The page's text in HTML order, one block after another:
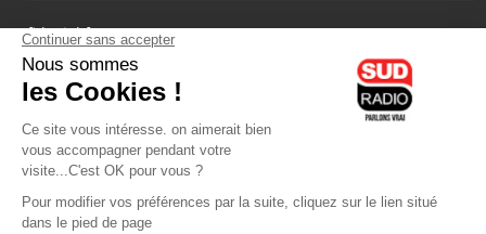
fiducial.fr
lyoncapitale.fr
olympique-et-lyonnais.com
L'application Iphone / Android
Téléchargez l'application